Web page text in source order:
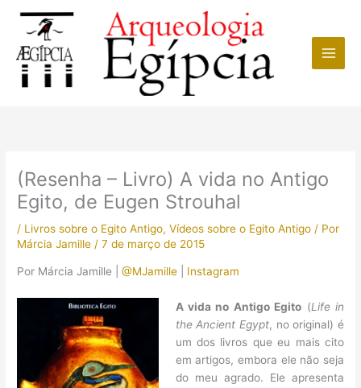
conteúdo
(Resenha – Livro) A vida no Antigo
Egito, de Eugen Strouhal
/ Livros sobre o Egito Antigo,Vídeos sobre o Egito Antigo / Por
Márcia Jamille /7 de março de 2015
Por Márcia Jamille |@MJamille Instagram
A vida no Antigo Egito (Life in
the Ancient Egypt, no original) é
um dos livros que eu mais cito
em artigos, embora ele não seja
do meu agrado. Ele apresenta